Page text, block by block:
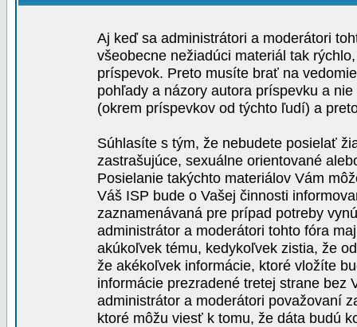
Aj keď sa administrátori a moderátori
všeobecne nežiadúci materiál tak
príspevok. Preto musíte brať na
pohľady a názory autora príspevku a
(okrem príspevkov od týchto ľudí) a
Súhlasíte s tým, že nebudete posielať
zastrašujúce, sexuálne orientované
Posielanie takýchto materiálov Vám
Váš ISP bude o Vašej činnosti
zaznamenávaná pre prípad potreby
administrátor a moderátori tohto fóra
akúkoľvek tému, kedykoľvek zistia, že
že akékoľvek informácie, ktoré vložíte
informácie prezradené tretej strane bez
administrátor a moderátori považovaní
ktoré môžu viesť k tomu, že dáta budú